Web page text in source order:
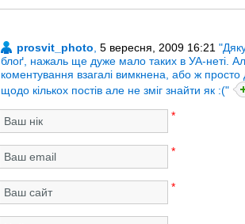
prosvit_photo 5 вересня, 2009 16:21
блоґ, нажаль ще дуже мало таких в УА-неті.
коментування взагалі вимкнена, або ж
щодо кількох постів але не зміг знайти як :("
*
*
*